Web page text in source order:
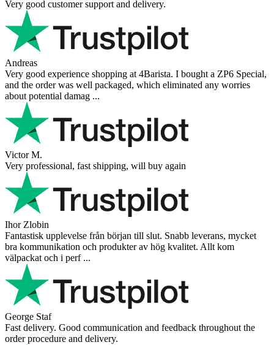
Very good customer support and delivery.
Andreas
Very good experience shopping at 4Barista. I bought a ZP6 Special,
and the order was well packaged, which eliminated any worries
about potential damag ...
Victor M.
Very professional, fast shipping, will buy again
Ihor Zlobin
Fantastisk upplevelse från början till slut. Snabb leverans, mycket
bra kommunikation och produkter av hög kvalitet. Allt kom
välpackat och i perf ...
George Staf
Fast delivery. Good communication and feedback throughout the
order procedure and delivery.